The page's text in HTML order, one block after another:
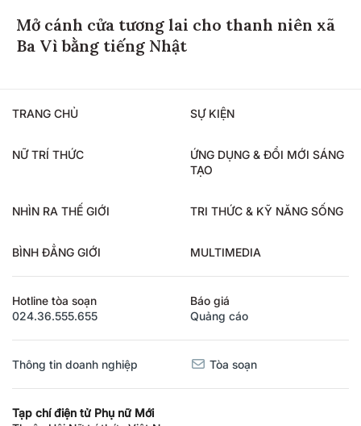
Mở cánh cửa tương lai cho thanh niên xã
Ba Vì bằng tiếng Nhật
TRANG CHỦ SỰ KIỆN
NỮ TRÍ THỨC
ỨNG DỤNG & ĐỔI MỚI SÁNG
TẠO
NHÌN RA THẾ GIỚI TRI THỨC & KỸ NĂNG SỐNG
BÌNH ĐẲNG GIỚI MULTIMEDIA
Hotline tòa soạn
024.36.555.655
Báo giá
Quảng cáo
Thông tin doanh nghiệp Tòa soạn
Tạp chí điện tử Phụ nữ Mới